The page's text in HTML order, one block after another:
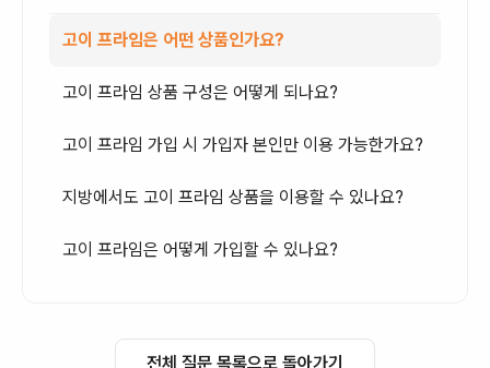
고이 프라임은 어떤 상품인가요?
고이 프라임 상품 구성은 어떻게 되나요?
고이 프라임 가입 시 가입자 본인만 이용 가능한가요?
지방에서도 고이 프라임 상품을 이용할 수 있나요?
고이 프라임은 어떻게 가입할 수 있나요?
전체 질문 목록으로 돌아가기